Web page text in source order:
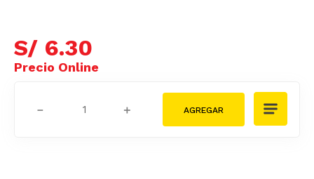
S/ 6.30
＋
－